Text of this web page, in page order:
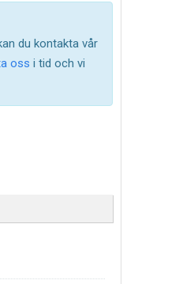
du kontakta vår
oss i tid och vi